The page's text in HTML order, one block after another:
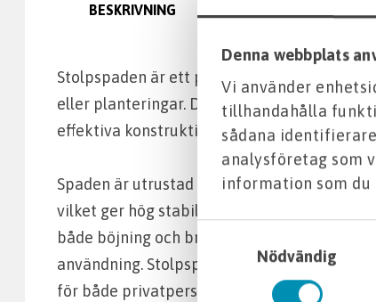
Denna webbplats
Vi använder
tillhandahålla
sådana
analysföretag som
information som
Samtyckesval
Nödvändig
BESKRIVNING
Stolpspaden är ett praktiskt och robust
eller planteringar. Den är särskilt
effektiva konstruktion.
Spaden är utrustad med ett extremt
vilket ger hög stabilitet och lång livslängd.
både böjning och brott, medan en rejäl
användning. Stolpspaden kombinerar
för både privatpersoner och professionella